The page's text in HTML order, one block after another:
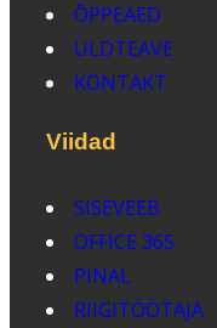
ÕPPEAED
ÜLDTEAVE
KONTAKT
Viidad
SISEVEEB
OFFICE 365
PINAL
RIIGITÖÖTAJA